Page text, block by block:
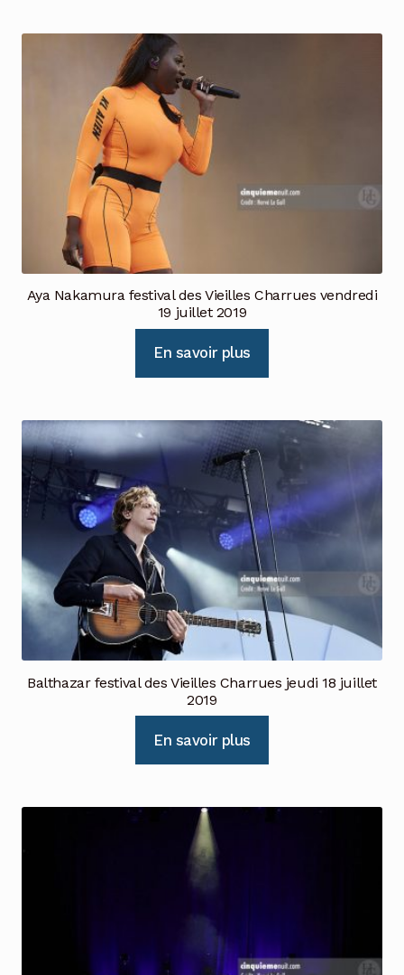
Aya Nakamura festival des Vieilles Charrues vendredi
19 juillet 2019
En savoir plus
Balthazar festival des Vieilles Charrues jeudi 18 juillet
2019
En savoir plus